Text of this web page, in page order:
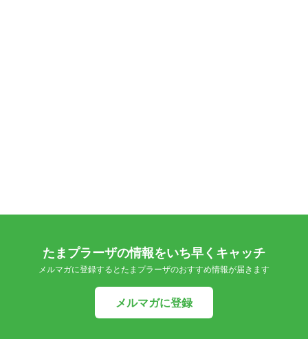
たまプラーザの情報をいち早くキャッチ
メルマガに登録するとたまプラーザのおすすめ情報が届きます
メルマガに登録